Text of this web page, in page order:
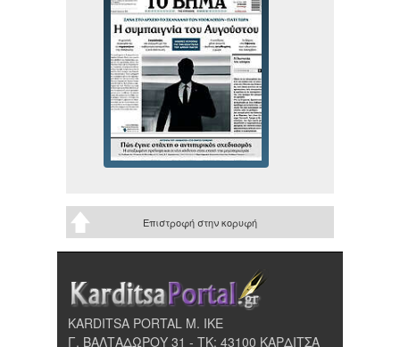
Επιστροφή στην κορυφή
KARDITSA PORTAL Μ. ΙΚΕ
Γ. ΒΑΛΤΑΔΩΡΟΥ 31 - ΤΚ: 43100 ΚΑΡΔΙΤΣΑ